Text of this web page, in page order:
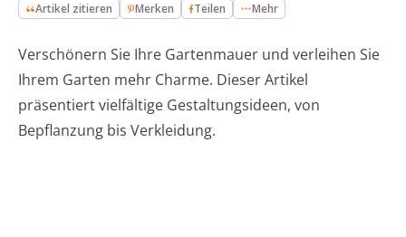
Artikel zitieren Merken Teilen Mehr
Verschönern Sie Ihre Gartenmauer und verleihen Sie
Ihrem Garten mehr Charme. Dieser Artikel
präsentiert vielfältige Gestaltungsideen, von
Bepflanzung bis Verkleidung.